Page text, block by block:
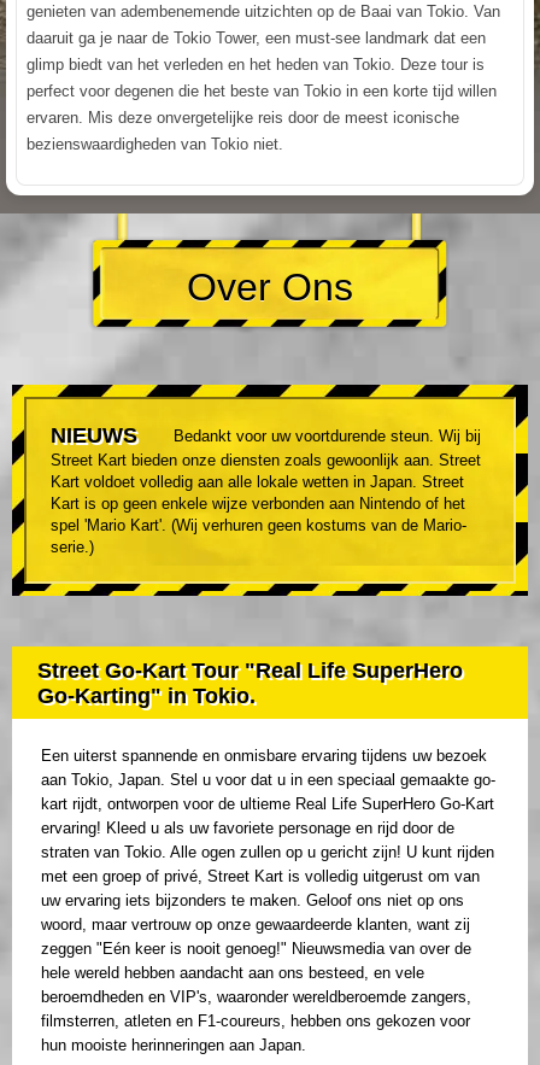
genieten van adembenemende uitzichten op de Baai van Tokio. Van
daaruit ga je naar de Tokio Tower, een must-see landmark dat een
glimp biedt van het verleden en het heden van Tokio. Deze tour is
perfect voor degenen die het beste van Tokio in een korte tijd willen
ervaren. Mis deze onvergetelijke reis door de meest iconische
bezienswaardigheden van Tokio niet.
Over Ons
NIEUWS
Bedankt voor uw voortdurende steun. Wij bij
Street Kart bieden onze diensten zoals gewoonlijk aan. Street
Kart voldoet volledig aan alle lokale wetten in Japan. Street
Kart is op geen enkele wijze verbonden aan Nintendo of het
spel 'Mario Kart'. (Wij verhuren geen kostums van de Mario-
serie.)
Street Go-Kart Tour "Real Life SuperHero
Go-Karting" in Tokio.
Een uiterst spannende en onmisbare ervaring tijdens uw bezoek
aan Tokio, Japan. Stel u voor dat u in een speciaal gemaakte go-
kart rijdt, ontworpen voor de ultieme Real Life SuperHero Go-Kart
ervaring! Kleed u als uw favoriete personage en rijd door de
straten van Tokio. Alle ogen zullen op u gericht zijn! U kunt rijden
met een groep of privé, Street Kart is volledig uitgerust om van
uw ervaring iets bijzonders te maken. Geloof ons niet op ons
woord, maar vertrouw op onze gewaardeerde klanten, want zij
zeggen "Eén keer is nooit genoeg!" Nieuwsmedia van over de
hele wereld hebben aandacht aan ons besteed, en vele
beroemdheden en VIP's, waaronder wereldberoemde zangers,
filmsterren, atleten en F1-coureurs, hebben ons gekozen voor
hun mooiste herinneringen aan Japan.